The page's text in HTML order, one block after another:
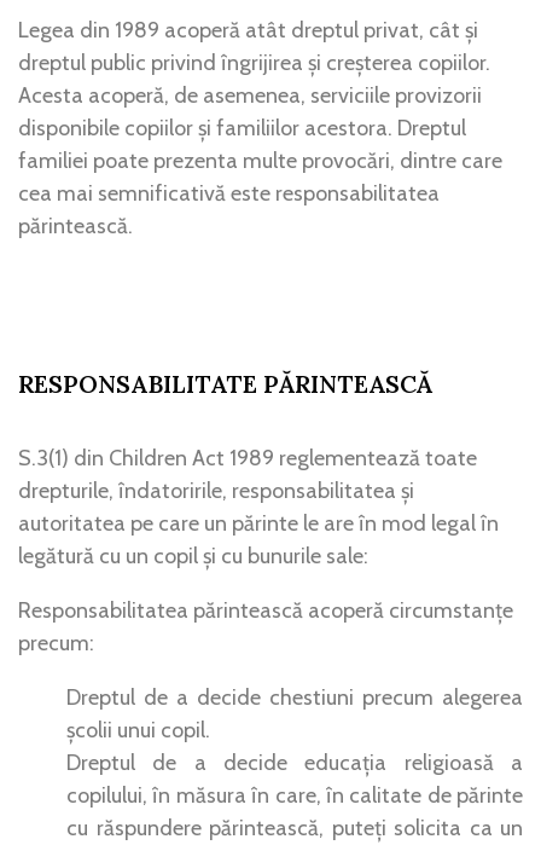
Legea din 1989 acoperă atât dreptul privat, cât și
dreptul public privind îngrijirea și creșterea copiilor.
Acesta acoperă, de asemenea, serviciile provizorii
disponibile copiilor și familiilor acestora. Dreptul
familiei poate prezenta multe provocări, dintre care
cea mai semnificativă este responsabilitatea
părintească.
RESPONSABILITATE PĂRINTEASCĂ
S.3(1) din Children Act 1989 reglementează toate
drepturile, îndatoririle, responsabilitatea și
autoritatea pe care un părinte le are în mod legal în
legătură cu un copil și cu bunurile sale:
Responsabilitatea părintească acoperă circumstanțe
precum:
Dreptul de a decide chestiuni precum alegerea
școlii unui copil.
Dreptul de a decide educația religioasă a
copilului, în măsura în care, în calitate de părinte
cu răspundere părintească, puteți solicita ca un